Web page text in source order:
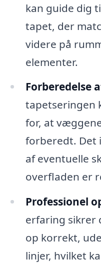
kan guide dig
tapet, der
videre på
elementer.
Forberedelse
tapetseringen
for, at
forberedt. Det
af eventuelle
overfladen er
Professionel
erfaring sikrer
op korrekt,
linjer, hvilket